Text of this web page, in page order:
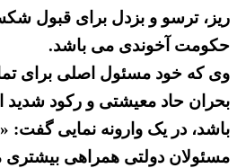
ریز، ترسو و بزدل برای قبول
حکومت آخوندی می باشد.
وی که خود مسئول اصلی برای
بحران حاد معیشتی و رکود
باشد، در یک وارونه نمایی گفت:
مسئولان دولتی همراهی بیشتری